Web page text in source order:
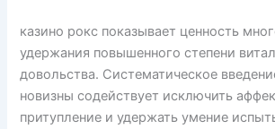
казино рокс показывает ценность
удержания повышенного степени
довольства. Систематическое
новизны содействует исключить
притупление и удержать умение